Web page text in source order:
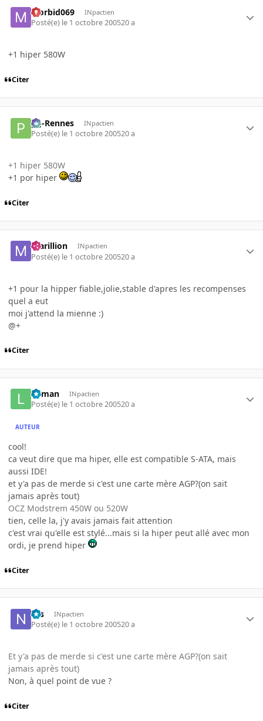
Morbid069 INpactien
Posté(e) le 1 octobre 200520 a
+1 hiper 580W
Citer
pg-Rennes INpactien
Posté(e) le 1 octobre 200520 a
+1 hiper 580W
+1 por hiper
Citer
marillion INpactien
Posté(e) le 1 octobre 200520 a
+1 pour la hipper fiable,jolie,stable d'apres les recompenses
quel a eut
moi j'attend la mienne :)
@+
Citer
lolman INpactien
Posté(e) le 1 octobre 200520 a
AUTEUR
cool!
ca veut dire que ma hiper, elle est compatible S-ATA, mais
aussi IDE!
et y'a pas de merde si c'est une carte mère AGP?(on sait
jamais après tout)
OCZ Modstrem 450W ou 520W
tien, celle la, j'y avais jamais fait attention
c'est vrai qu'elle est stylé...mais si la hiper peut allé avec mon
ordi, je prend hiper
Citer
Nis INpactien
Posté(e) le 1 octobre 200520 a
Et y'a pas de merde si c'est une carte mère AGP?(on sait
jamais après tout)
Non, à quel point de vue ?
Citer